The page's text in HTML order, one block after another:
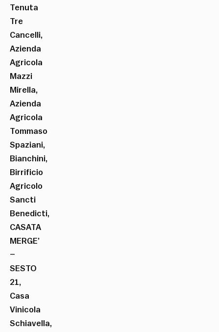
Tenuta
Tre
Cancelli,
Azienda
Agricola
Mazzi
Mirella,
Azienda
Agricola
Tommaso
Spaziani,
Bianchini,
Birrificio
Agricolo
Sancti
Benedicti,
CASATA
MERGE’
–
SESTO
21,
Casa
Vinicola
Schiavella,